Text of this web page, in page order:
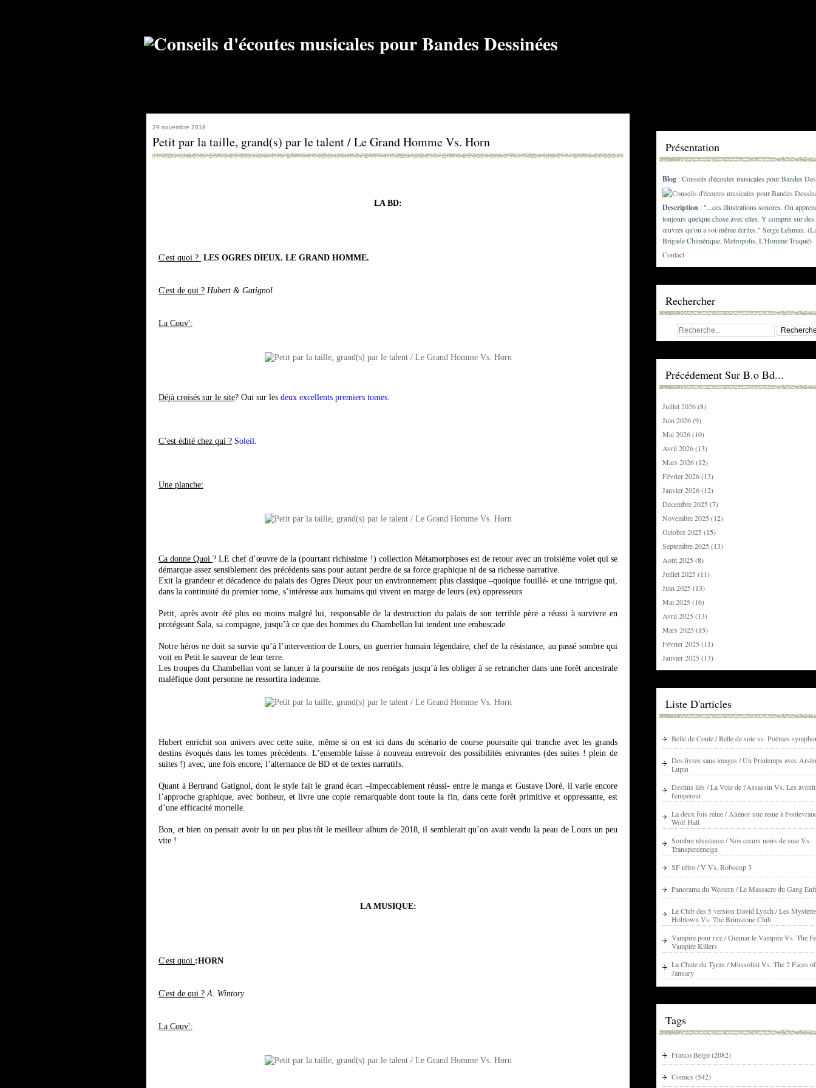
29 novembre 2018
Petit par la taille, grand(s) par le talent / Le Grand Homme Vs. Horn
LA BD:
C'est quoi ? LES OGRES DIEUX. LE GRAND HOMME.
C'est de qui ? Hubert & Gatignol
La Couv':
Déjà croisés sur le site? Oui sur les deux excellents premiers tomes.
C’est édité chez qui ? Soleil.
Une planche:
Ca donne Quoi? LE chef d’œuvre de la (pourtant richissime !) collection Métamorphoses est de retour avec un troisième volet qui se
démarque assez sensiblement des précédents sans pour autant perdre de sa force graphique ni de sa richesse narrative.
Exit la grandeur et décadence du palais des Ogres Dieux pour un environnement plus classique –quoique fouillé- et une intrigue qui,
dans la continuité du premier tome, s’intéresse aux humains qui vivent en marge de leurs (ex) oppresseurs.
Petit, après avoir été plus ou moins malgré lui, responsable de la destruction du palais de son terrible père a réussi à survivre en
protégeant Sala, sa compagne, jusqu’à ce que des hommes du Chambellan lui tendent une embuscade.
Notre héros ne doit sa survie qu’à l’intervention de Lours, un guerrier humain légendaire, chef de la résistance, au passé sombre qui
voit en Petit le sauveur de leur terre.
Les troupes du Chambellan vont se lancer à la poursuite de nos renégats jusqu’à les obliger à se retrancher dans une forêt ancestrale
maléfique dont personne ne ressortira indemne.
Hubert enrichit son univers avec cette suite, même si on est ici dans du scénario de course poursuite qui tranche avec les grands
destins évoqués dans les tomes précédents. L’ensemble laisse à nouveau entrevoir des possibilités enivrantes (des suites ! plein de
suites !) avec, une fois encore, l’alternance de BD et de textes narratifs.
Quant à Bertrand Gatignol, dont le style fait le grand écart –impeccablement réussi- entre le manga et Gustave Doré, il varie encore
l’approche graphique, avec bonheur, et livre une copie remarquable dont toute la fin, dans cette forêt primitive et oppressante, est
d’une efficacité mortelle.
Bon, et bien on pensait avoir lu un peu plus tôt le meilleur album de 2018, il semblerait qu’on avait vendu la peau de Lours un peu
vite !
LA MUSIQUE:
C'est quoi :HORN
C'est de qui ? A. Wintory
La Couv':
Présentation
Blog : Conseils d'écoutes musicales pour Bandes
Description : "...ces illustrations sonores. On
toujours quelque chose avec elles. Y compris sur des
œuvres qu'on a soi-même écrites." Serge Lehman.
Brigade Chimérique, Metropolis, L'Homme Truqué)
Contact
Rechercher
Précédement Sur B.o Bd...
Juillet 2026(8)
Juin 2026(9)
Mai 2026(10)
Avril 2026(13)
Mars 2026(12)
Février 2026(13)
Janvier 2026(12)
Décembre 2025 (7)
Novembre 2025 (12)
Octobre 2025 (15)
Septembre 2025 (13)
Août 2025 (8)
Juillet 2025 (11)
Juin 2025 (13)
Mai 2025 (16)
Avril 2025 (13)
Mars 2025 (15)
Février 2025 (11)
Janvier 2025 (13)
Liste D'articles
Belle de Conte / Belle de soie vs. Poèmes
Des livres sans images / Un Printemps avec
Lupin
Destins liés / La Voie de l'Assassin Vs. Les
l'empereur
La deux fois reine / Aliénor une reine à
Wolf Hall
Sombre résistance / Nos cœurs noirs de suie Vs.
Transperceneige
SF rétro / V Vs. Robocop 3
Panorama du Western / Le Massacre du Gang
Le Club des 5 version David Lynch / Les
Hobtown Vs. The Brimstone Club
Vampire pour rire / Gunnar le Vampire Vs. The
Vampire Killers
La Chute du Tyran / Mussolini Vs. The 2 Faces of
January
Tags
Franco Belge(2082)
Comics (542)